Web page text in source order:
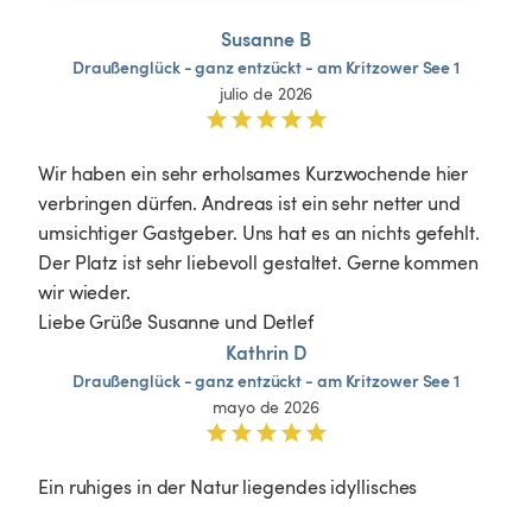
Susanne B
Draußenglück -ganzentzückt - am KritzowerSee1
julio de 2026
Wir haben ein sehr erholsames Kurzwochende hier
verbringen dürfen. Andreas ist ein sehr netter und
umsichtiger Gastgeber. Uns hat es an nichts gefehlt.
Der Platz ist sehr liebevoll gestaltet. Gerne kommen
wir wieder.
Liebe Grüße Susanne und Detlef
Kathrin D
Draußenglück -ganzentzückt - am KritzowerSee1
mayo de 2026
Ein ruhiges in der Natur liegendes idyllisches